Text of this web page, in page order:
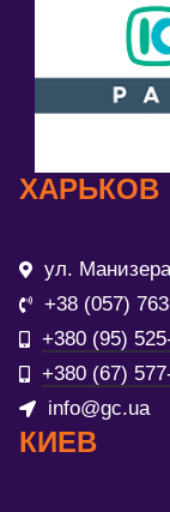
ХАРЬКОВ
ул.
+38 (057)
+380 (95)
+380 (67)
info@gc.ua
КИЕВ